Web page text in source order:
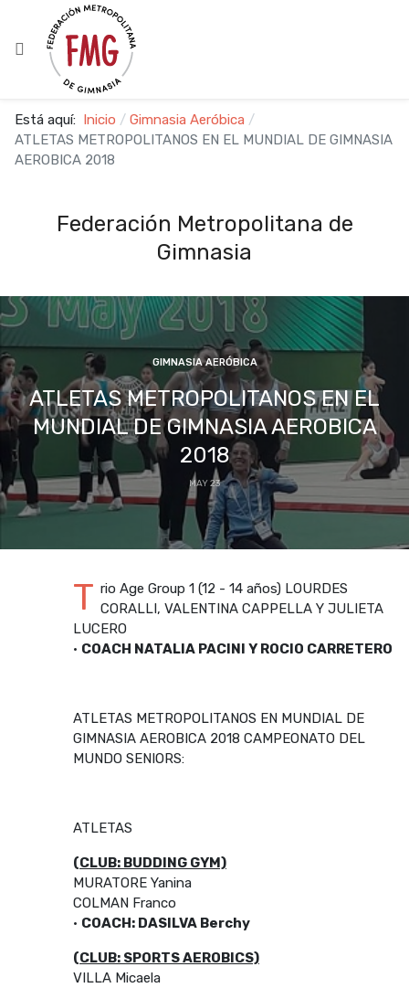
Está aquí: Inicio
Gimnasia Aeróbica
ATLETAS METROPOLITANOS EN EL MUNDIAL DE GIMNASIA
AEROBICA 2018
Federación Metropolitana de
Gimnasia
GIMNASIA AERÓBICA
ATLETAS METROPOLITANOS EN EL
MUNDIAL DE GIMNASIA AEROBICA
2018
MAY 23
T rio Age Group 1 (12 - 14 años) LOURDES
CORALLI, VALENTINA CAPPELLA Y JULIETA
LUCERO
• COACH NATALIA PACINI Y ROCIO CARRETERO
ATLETAS METROPOLITANOS EN MUNDIAL DE
GIMNASIA AEROBICA 2018 CAMPEONATO DEL
MUNDO SENIORS:
ATLETAS
(CLUB: BUDDING GYM)
MURATORE Yanina
COLMAN Franco
• COACH: DASILVA Berchy
(CLUB: SPORTS AEROBICS)
VILLA Micaela